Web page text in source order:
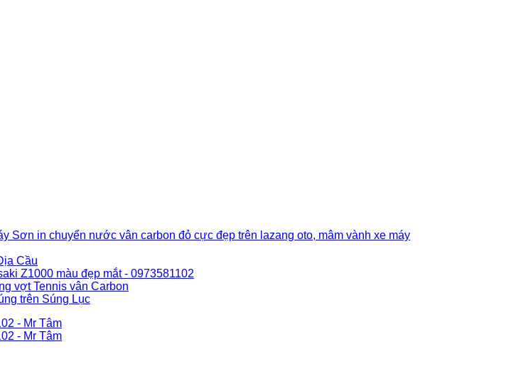
Sơn in chuyển nước vân carbon đỏ cực đẹp trên lazang oto, mâm vành xe máy
Cầu
Z1000 màu đẹp mắt - 0973581102
vợt Tennis vân Carbon
trên Súng Lục